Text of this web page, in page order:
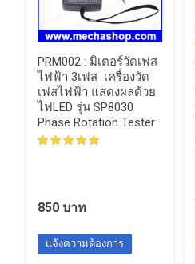
PRM002 : มิเตอร์วัดเฟส
ไฟฟ้า 3เฟส เครื่องวัด
เฟสไฟฟ้า แสดงผลด้วย
ไฟLED รุ่น SP8030
Phase Rotation Tester
850 บาท
แจ้งความต้องการ